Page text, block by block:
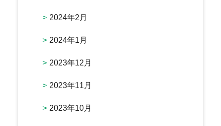
2024年2月
2024年1月
2023年12月
2023年11月
2023年10月